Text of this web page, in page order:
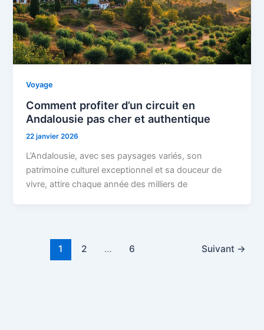
Voyage
Comment profiter d’un circuit en
Andalousie pas cher et authentique
22 janvier 2026
L’Andalousie, avec ses paysages variés, son
patrimoine culturel exceptionnel et sa douceur de
vivre, attire chaque année des milliers de
1 2 … 6 Suivant →